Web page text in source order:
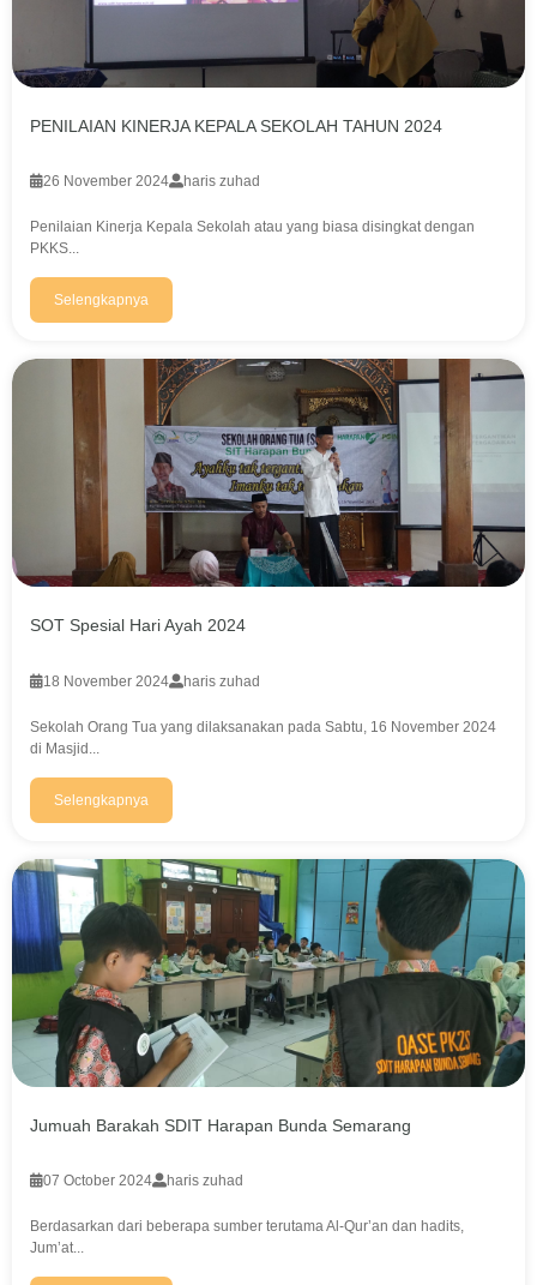
PENILAIAN KINERJA KEPALA SEKOLAH TAHUN 2024
26 November 2024 haris zuhad
Penilaian Kinerja Kepala Sekolah atau yang biasa disingkat dengan
PKKS...
Selengkapnya
SOT Spesial Hari Ayah 2024
18 November 2024 haris zuhad
Sekolah Orang Tua yang dilaksanakan pada Sabtu, 16 November 2024
di Masjid...
Selengkapnya
Jumuah Barakah SDIT Harapan Bunda Semarang
07 October 2024 haris zuhad
Berdasarkan dari beberapa sumber terutama Al-Qur’an dan hadits,
Jum’at...